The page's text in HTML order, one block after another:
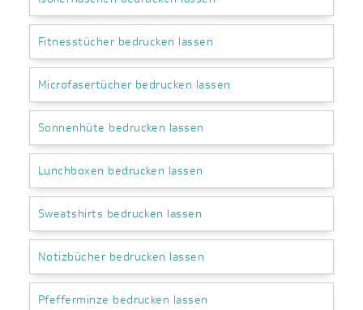
Fitnesstücher bedrucken lassen
Microfasertücher bedrucken lassen
Sonnenhüte bedrucken lassen
Lunchboxen bedrucken lassen
Sweatshirts bedrucken lassen
Notizbücher bedrucken lassen
Pfefferminze bedrucken lassen